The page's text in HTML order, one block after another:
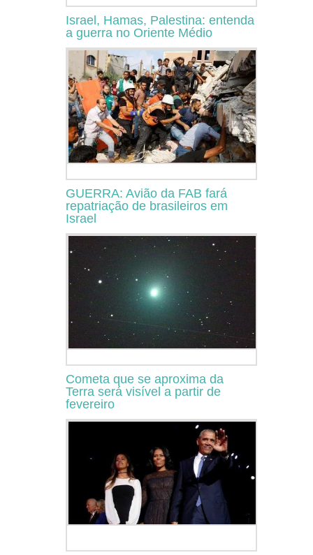
Israel, Hamas, Palestina: entenda
a guerra no Oriente Médio
GUERRA: Avião da FAB fará
repatriação de brasileiros em
Israel
Cometa que se aproxima da
Terra será visível a partir de
fevereiro